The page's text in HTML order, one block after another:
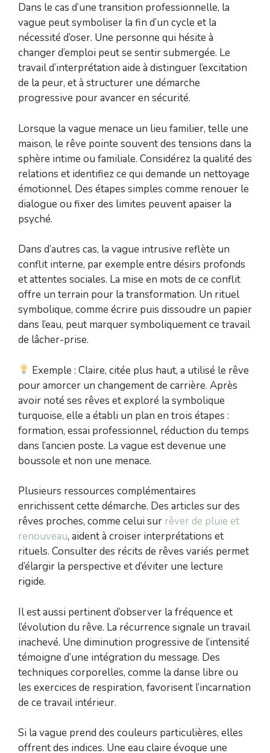
Dans le cas d’une transition professionnelle, la
vague peut symboliser la fin d’un cycle et la
nécessité d’oser. Une personne qui hésite à
changer d’emploi peut se sentir submergée. Le
travail d’interprétation aide à distinguer l’excitation
de la peur, et à structurer une démarche
progressive pour avancer en sécurité.
Lorsque la vague menace un lieu familier, telle une
maison, le rêve pointe souvent des tensions dans la
sphère intime ou familiale. Considérez la qualité des
relations et identifiez ce qui demande un nettoyage
émotionnel. Des étapes simples comme renouer le
dialogue ou fixer des limites peuvent apaiser la
psyché.
Dans d’autres cas, la vague intrusive reflète un
conflit interne, par exemple entre désirs profonds
et attentes sociales. La mise en mots de ce conflit
offre un terrain pour la transformation. Un rituel
symbolique, comme écrire puis dissoudre un papier
dans l’eau, peut marquer symboliquement ce travail
de lâcher-prise.
Exemple : Claire, citée plus haut, a utilisé le rêve
pour amorcer un changement de carrière. Après
avoir noté ses rêves et exploré la symbolique
turquoise, elle a établi un plan en trois étapes :
formation, essai professionnel, réduction du temps
dans l’ancien poste. La vague est devenue une
boussole et non une menace.
Plusieurs ressources complémentaires
enrichissent cette démarche. Des articles sur des
rêves proches, comme celui sur rêver de pluie et
renouveau, aident à croiser interprétations et
rituels. Consulter des récits de rêves variés permet
d’élargir la perspective et d’éviter une lecture
rigide.
Il est aussi pertinent d’observer la fréquence et
l’évolution du rêve. La récurrence signale un travail
inachevé. Une diminution progressive de l’intensité
témoigne d’une intégration du message. Des
techniques corporelles, comme la danse libre ou
les exercices de respiration, favorisent l’incarnation
de ce travail intérieur.
Si la vague prend des couleurs particulières, elles
offrent des indices. Une eau claire évoque une